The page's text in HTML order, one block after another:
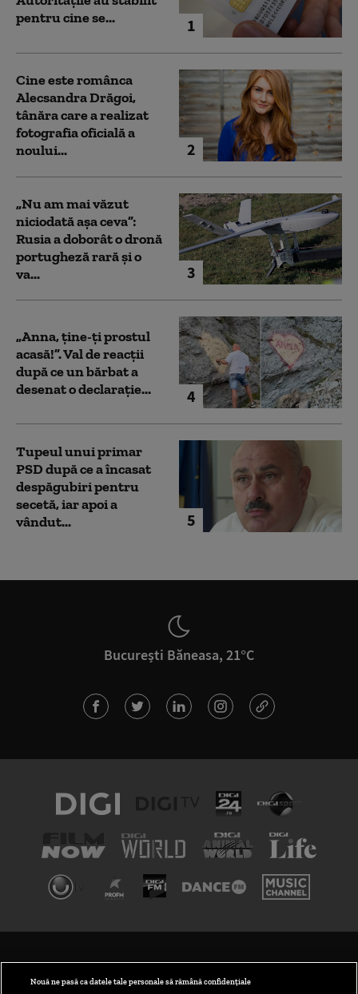
1
pentru cine se...
2
Cine este românca
Alecsandra Drăgoi,
tânăra care a realizat
fotografia oficială a
noului...
3
„Nu am mai văzut
niciodată așa ceva”:
Rusia a doborât o dronă
portugheză rară și o
va...
4
„Anna, ţine-ţi prostul
acasă!”. Val de reacții
după ce un bărbat a
desenat o declarație...
5
Tupeul unui primar
PSD după ce a încasat
despăgubiri pentru
secetă, iar apoi a
vândut...
București Băneasa, 21°C
Nouă ne pasă ca datele tale personale să rămână confidențiale